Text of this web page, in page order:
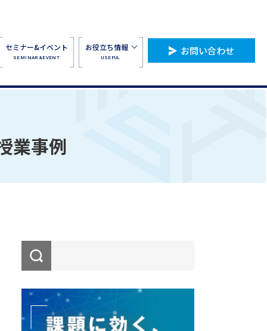
セミナー&イベント
SEMINAR&EVENT
お役立ち情報
USEFUL
お問い合わせ
業事例